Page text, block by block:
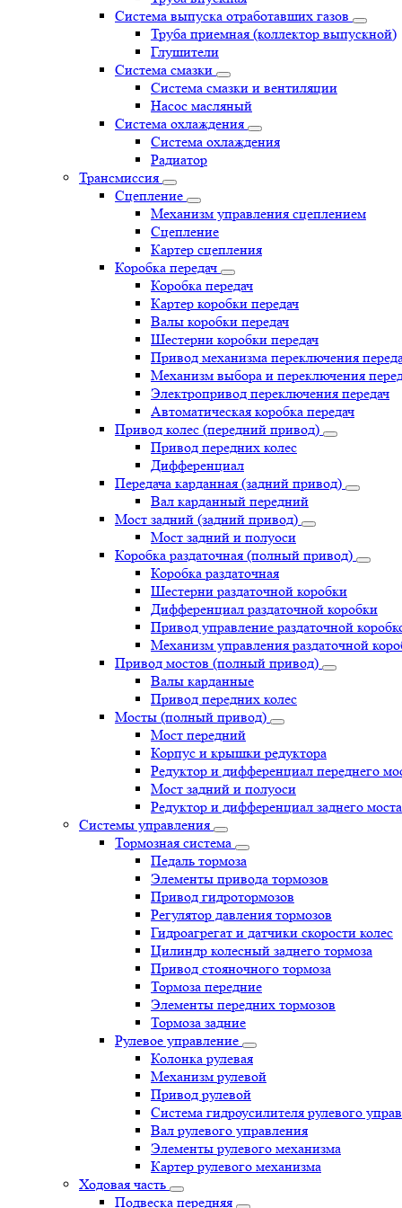
Система выпуска отработавших газов
Труба приемная (коллектор выпускной)
Глушители
Система смазки
Система смазки и вентиляции
Насос масляный
Система охлаждения
Система охлаждения
Радиатор
Трансмиссия
Сцепление
Механизм управления сцеплением
Сцепление
Картер сцепления
Коробка передач
Коробка передач
Картер коробки передач
Валы коробки передач
Шестерни коробки передач
Привод механизма переключения
Механизм выбора и переключения
Электропривод переключения передач
Автоматическая коробка передач
Привод колес (передний привод)
Привод передних колес
Дифференциал
Передача карданная (задний привод)
Вал карданный передний
Мост задний (задний привод)
Мост задний и полуоси
Коробка раздаточная (полный привод)
Коробка раздаточная
Шестерни раздаточной коробки
Дифференциал раздаточной коробки
Привод управление раздаточной
Механизм управления раздаточной
Привод мостов (полный привод)
Валы карданные
Привод передних колес
Мосты (полный привод)
Мост передний
Корпус и крышки редуктора
Редуктор и дифференциал переднего
Мост задний и полуоси
Редуктор и дифференциал заднего моста
Системы управления
Тормозная система
Педаль тормоза
Элементы привода тормозов
Привод гидротормозов
Регулятор давления тормозов
Гидроагрегат и датчики скорости колес
Цилиндр колесный заднего тормоза
Привод стояночного тормоза
Тормоза передние
Элементы передних тормозов
Тормоза задние
Рулевое управление
Колонка рулевая
Механизм рулевой
Привод рулевой
Система гидроусилителя рулевого
Вал рулевого управления
Элементы рулевого механизма
Картер рулевого механизма
Ходовая часть
Подвеска передняя